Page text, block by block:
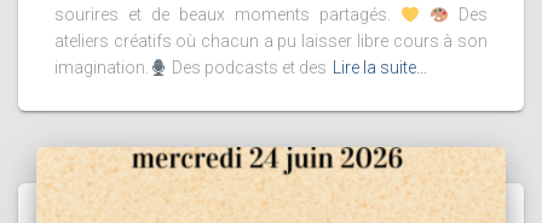
sourires et de beaux moments partagés.
Des
ateliers créatifs où chacun a pu laisser libre cours à son
imagination.
Des podcasts et des Lire la suite…